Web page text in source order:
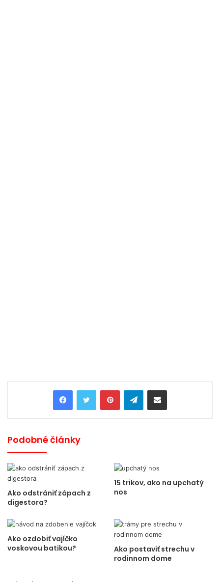
PinterestTelegramShare via Email
Podobné články
Ako odstrániť zápach z
digestora?
15 trikov, ako na upchatý
nos
Ako ozdobiť vajíčko
voskovou batikou?
Ako postaviť strechu v
rodinnom dome